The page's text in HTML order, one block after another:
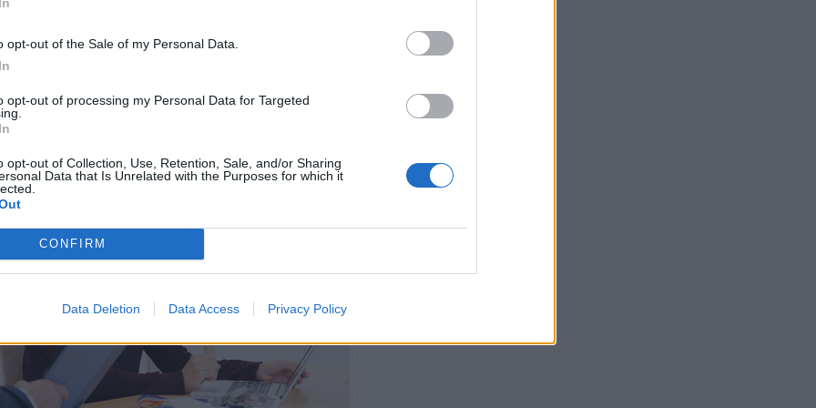
opt-out of the Sale of my Personal Data.
opt-out of processing my Personal Data for Targeted
opt-out of Collection, Use, Retention, Sale, and/or Sharing
Data that Is Unrelated with the Purposes for which it
CONFIRM
Data Deletion Data Access Privacy Policy
runt om Halmstad. I dessa områden
upp en solcellsanläggning på taket. Då handlar
kan blända eller störa teknisk utrustning.
mer om på våra drop-in-träffar på
Nilsson.